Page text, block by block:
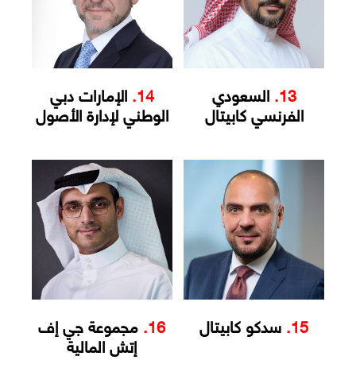
13. السعودي
الفرنسي كابيتال
14. الإمارات دبي
الوطني لإدارة الأصول
15. سدكو كابيتال 16. مجموعة جي إف
إتش المالية